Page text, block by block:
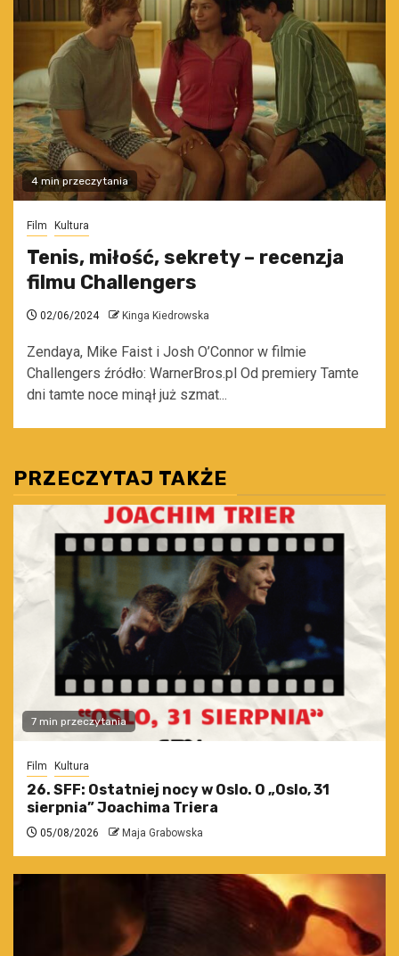
4 min przeczytania
Film Kultura
Tenis, miłość, sekrety – recenzja
filmu Challengers
02/06/2024 Kinga Kiedrowska
Zendaya, Mike Faist i Josh O’Connor w filmie
Challengers źródło: WarnerBros.pl Od premiery Tamte
dni tamte noce minął już szmat...
PRZECZYTAJ TAKŻE
7 min przeczytania
Film Kultura
26. SFF: Ostatniej nocy w Oslo. O „Oslo, 31
sierpnia” Joachima Triera
05/08/2026 Maja Grabowska